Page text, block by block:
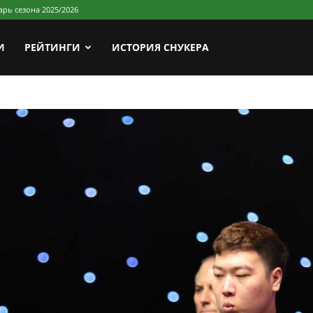
сезона 2025/2026
РЕЙТИНГИ ИСТОРИЯ СНУКЕРА